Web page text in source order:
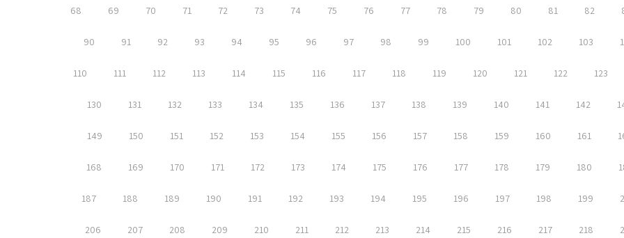
68 69 70 71 72 73 74 75 76 77 78 79 80 81 82
90 91 92 93 94 95 96 97 98 99 100 101 102 103
110 111 112 113 114 115 116 117 118 119 120 121 122 123
130 131 132 133 134 135 136 137 138 139 140 141 142
149 150 151 152 153 154 155 156 157 158 159 160 161
168 169 170 171 172 173 174 175 176 177 178 179 180
187 188 189 190 191 192 193 194 195 196 197 198 199
206 207 208 209 210 211 212 213 214 215 216 217 218